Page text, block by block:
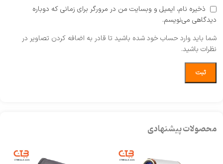
ذخیره نام، ایمیل و وبسایت من در مرورگر برای زمانی که دوباره
دیدگاهی می‌نویسم.
شما باید وارد حساب خود شده باشید تا قادر به اضافه کردن تصاویر در
نظرات باشید.
محصولات پیشنهادی